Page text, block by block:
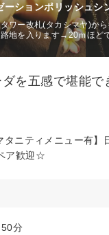
ーションポリッシュシ
ワー改札(タカシマヤ)か
地を入ります→20ｍほど
を五感で堪能
ニティメニュー有】
ア歓迎☆
50分